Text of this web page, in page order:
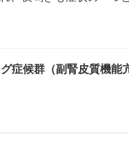
症候群（副腎皮質機能